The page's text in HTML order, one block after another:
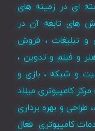
ای در زمینه های
های تابعه آن در
و تبلیغات ، فروش
و فیلم و تدوین ،
و شبکه ، بازی و
کامپیوتری میلاد
و بهره برداری
کامپیوتری فعال